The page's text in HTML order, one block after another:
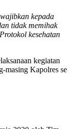
kepada
tidak memihak
kesehatan
kegiatan
masing Kapolres se